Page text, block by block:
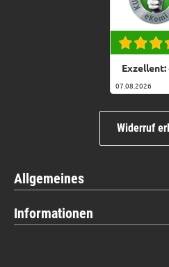
Exzellent:
07.08.2026
Widerruf
Allgemeines
Informationen